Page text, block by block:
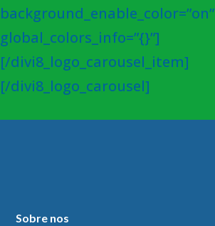
background_enable_color=”on”
global_colors_info=”{}”]
[/divi8_logo_carousel_item]
[/divi8_logo_carousel]
Sobre nos